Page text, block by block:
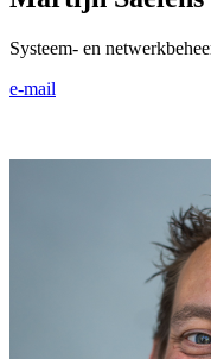
Systeem- en
e-mail